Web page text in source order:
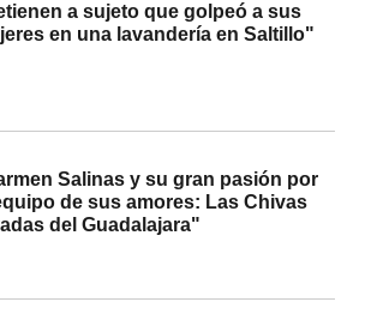
a sujeto que golpeó a sus
en una lavandería en Saltillo"
Salinas y su gran pasión por
de sus amores: Las Chivas
del Guadalajara"